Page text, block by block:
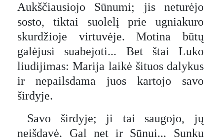
Aukščiausiojo Sūnumi; jis neturėjo
sosto, tiktai suolelį prie ugniakuro
skurdžioje virtuvėje. Motina būtų
galėjusi suabejoti... Bet štai Luko
liudijimas: Marija laikė šituos dalykus
ir nepailsdama juos kartojo savo
širdyje.
Savo širdyje; ji tai saugojo, jų
neišdavė. Gal net ir Sūnui... Sunku